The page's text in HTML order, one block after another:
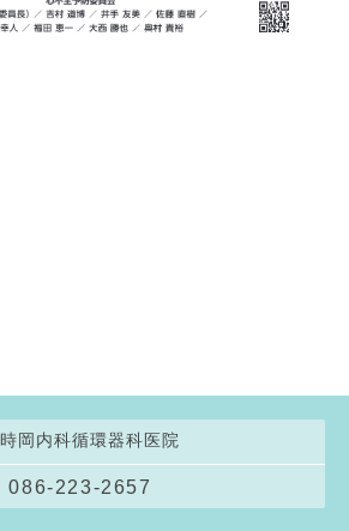
時岡内科循環器科医院
086-223-2657